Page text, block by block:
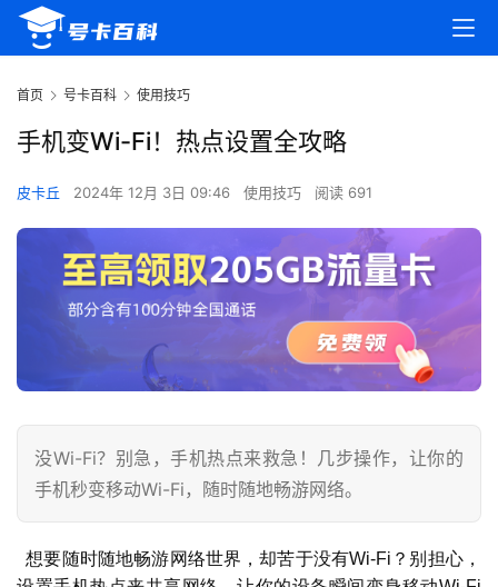
首页 号卡百科 使用技巧
手机变Wi-Fi！热点设置全攻略
皮卡丘 2024年 12月 3日 09:46 使用技巧 阅读 691
没Wi-Fi？别急，手机热点来救急！几步操作，让你的
手机秒变移动Wi-Fi，随时随地畅游网络。
  想要随时随地畅游网络世界，却苦于没有Wi-Fi？别担心，